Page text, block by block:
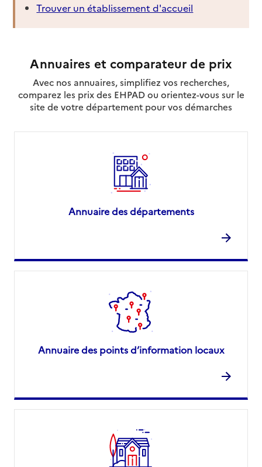
Trouver un établissement d'accueil
Annuaires et comparateur de prix
Avec nos annuaires, simplifiez vos recherches,
comparez les prix des EHPAD ou orientez-vous sur le
site de votre département pour vos démarches
Annuaire des départements
Annuaire des points d’information locaux